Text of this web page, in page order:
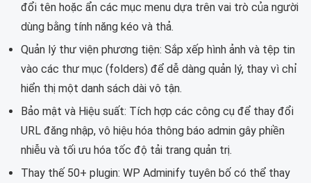
đổi tên hoặc ẩn các mục menu dựa trên vai trò của người
dùng bằng tính năng kéo và thả.
Quản lý thư viện phương tiện: Sắp xếp hình ảnh và tệp tin
vào các thư mục (folders) để dễ dàng quản lý, thay vì chỉ
hiển thị một danh sách dài vô tận.
Bảo mật và Hiệu suất: Tích hợp các công cụ để thay đổi
URL đăng nhập, vô hiệu hóa thông báo admin gây phiền
nhiễu và tối ưu hóa tốc độ tải trang quản trị.
Thay thế 50+ plugin: WP Adminify tuyên bố có thể thay